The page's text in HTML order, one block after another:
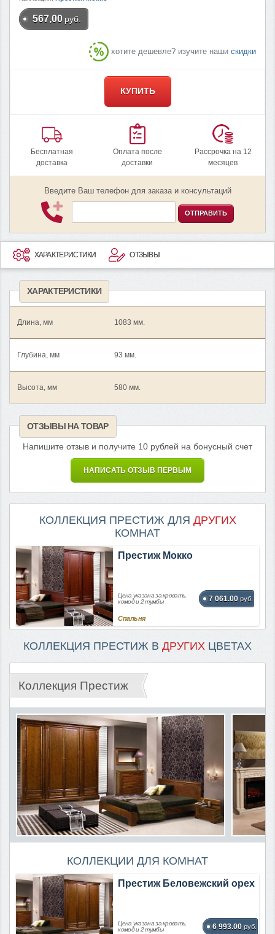
567,00 руб.
хотите дешевле? изучите наши скидки
КУПИТЬ
Бесплатная
доставка
Оплата после
доставки
Рассрочка на 12
месяцев
Введите Ваш телефон для заказа и консультаций
ОТПРАВИТЬ
ХАРАКТЕРИСТИКИ ОТЗЫВЫ
ХАРАКТЕРИСТИКИ
Длина, мм 1083 мм.
Глубина, мм 93 мм.
Высота, мм 580 мм.
ОТЗЫВЫ НА ТОВАР
Напишите отзыв и получите 10 рублей на бонусный счет
НАПИСАТЬ ОТЗЫВ ПЕРВЫМ
КОЛЛЕКЦИЯ ПРЕСТИЖ ДЛЯ ДРУГИХ
КОМНАТ
Престиж Мокко
Цена указана за кровать,
комод и 2 тумбы
7 061.00 руб.
Спальня
КОЛЛЕКЦИЯ ПРЕСТИЖ В ДРУГИХ ЦВЕТАХ
Коллекция Престиж
КОЛЛЕКЦИИ ДЛЯ КОМНАТ
Престиж Беловежский орех
Цена указана за кровать,
комод и 2 тумбы
6 993.00 руб.